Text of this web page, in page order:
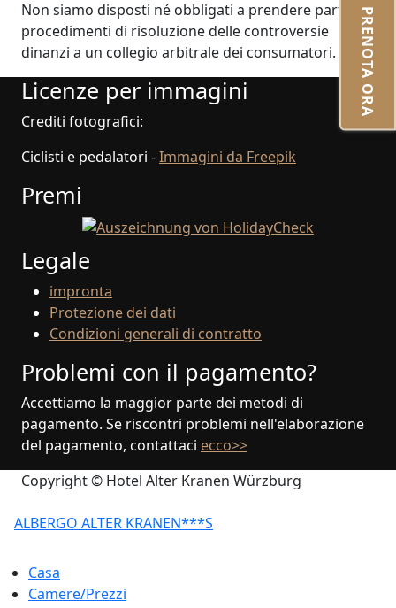
Non siamo disposti né obbligati a prendere parte a
procedimenti di risoluzione delle controversie
dinanzi a un collegio arbitrale dei consumatori.
Licenze per immagini
Crediti fotografici:
Ciclisti e pedalatori -Immagini da Freepik
Premi
Legale
impronta
Protezione dei dati
Condizioni generali di contratto
Problemi con il pagamento?
Accettiamo la maggior parte dei metodi di
pagamento. Se riscontri problemi nell'elaborazione
del pagamento, contattaci ecco>>
Copyright © Hotel Alter Kranen Würzburg
ALBERGO ALTER KRANEN***S
Casa
Camere/Prezzi
PRENOTA ORA